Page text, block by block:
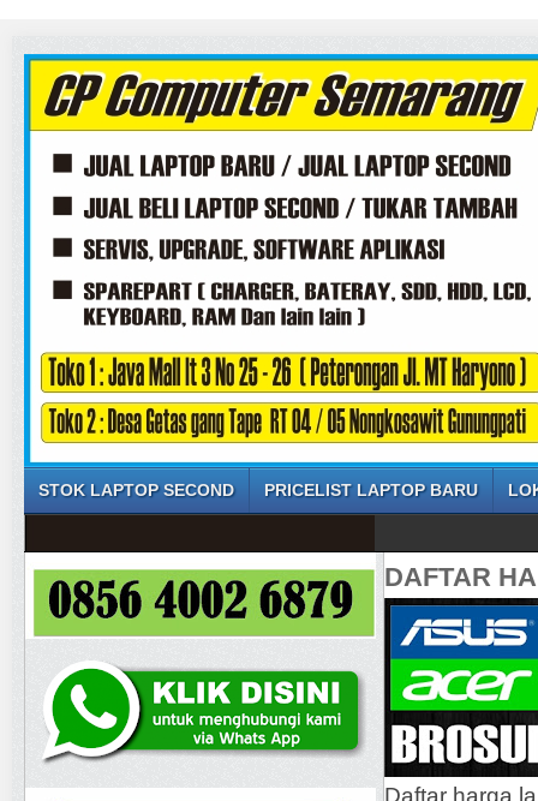
STOK LAPTOP SECOND PRICELIST LAPTOP BARU
DAFTAR
Daftar harga